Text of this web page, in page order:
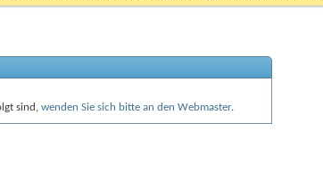
sind, wenden Sie sich bitte an den Webmaster.